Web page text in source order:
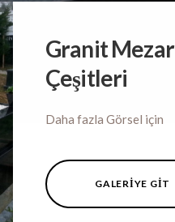
Granit Mezar
Çeşitleri
Daha fazla Görsel için
GALERIYE GIT